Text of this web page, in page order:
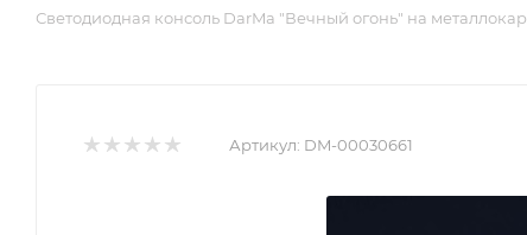
Светодиодная консоль DarMa "Вечный огонь" на
Артикул: DM-00030661